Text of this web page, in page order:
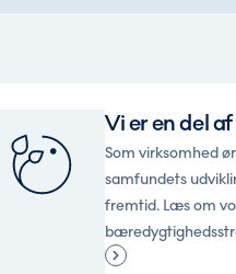
Vi er en del
Som virksomhed
samfundets
fremtid. Læs om